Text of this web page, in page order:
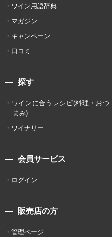
ワイン用語辞典
マガジン
キャンペーン
口コミ
探す
ワインに合うレシピ(料理・おつ
まみ)
ワイナリー
会員サービス
ログイン
販売店の方
管理ページ